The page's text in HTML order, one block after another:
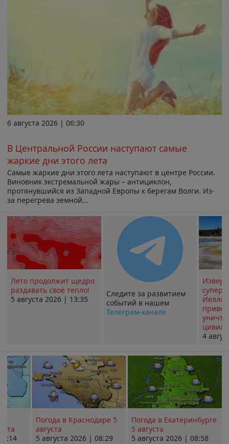
6 августа 2026 | 06:30
В Центральной России наступают самые
жаркие дни этого лета
Самые жаркие дни этого лета наступают в центре России.
Виновник экстремальной жары – антициклон,
протянувшийся из Западной Европы к берегам Волги. Из-
за перегрева земной...
Лето продолжит щедро
раздавать своё тепло!
5 августа 2026 | 13:35
Следите за развитием
событий в нашем
Телеграм-канале
4
Погода в Краснодаре 5
августа
5 августа 2026 | 08:29
Погода в Екатеринбурге
5 августа
5 августа 2026 | 08:58